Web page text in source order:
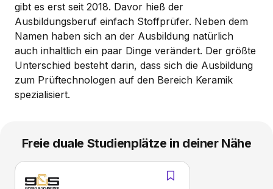
gibt es erst seit 2018. Davor hieß der
Ausbildungsberuf einfach Stoffprüfer. Neben dem
Namen haben sich an der Ausbildung natürlich
auch inhaltlich ein paar Dinge verändert. Der größte
Unterschied besteht darin, dass sich die Ausbildung
zum Prüftechnologen auf den Bereich Keramik
spezialisiert.
Freie duale Studienplätze in deiner Nähe